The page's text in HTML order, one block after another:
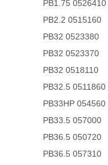
PB1.75 0526410
PB2.2 0515160
PB32 0523380
PB32 0523370
PB32 0518110
PB32.5 0511860
PB33HP 054560
PB33.5 057000
PB36.5 050720
PB36.5 057310